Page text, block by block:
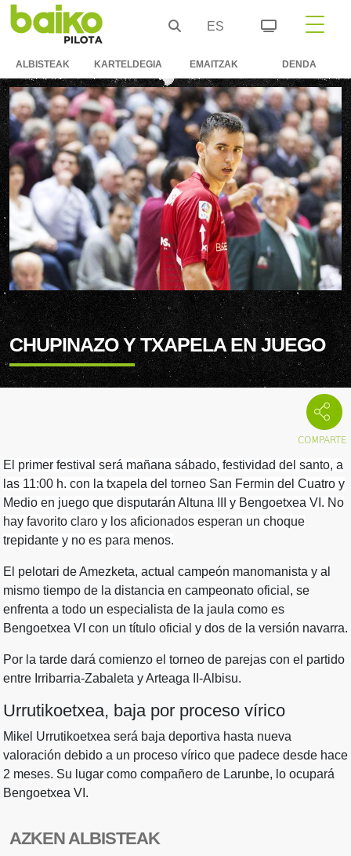
ES
ALBISTEAK KARTELDEGIA EMAITZAK DENDA
CHUPINAZO Y TXAPELA EN JUEGO
El primer festival será mañana sábado, festividad del santo, a
las 11:00 h. con la txapela del torneo San Fermin del Cuatro y
Medio en juego que disputarán Altuna III y Bengoetxea VI. No
hay favorito claro y los aficionados esperan un choque
trepidante y no es para menos.
El pelotari de Amezketa, actual campeón manomanista y al
mismo tiempo de la distancia en campeonato oficial, se
enfrenta a todo un especialista de la jaula como es
Bengoetxea VI con un título oficial y dos de la versión navarra.
Por la tarde dará comienzo el torneo de parejas con el partido
entre Irribarria-Zabaleta y Arteaga II-Albisu.
Urrutikoetxea, baja por proceso vírico
Mikel Urrutikoetxea será baja deportiva hasta nueva
valoración debido a un proceso vírico que padece desde hace
2 meses. Su lugar como compañero de Larunbe, lo ocupará
Bengoetxea VI.
AZKEN ALBISTEAK